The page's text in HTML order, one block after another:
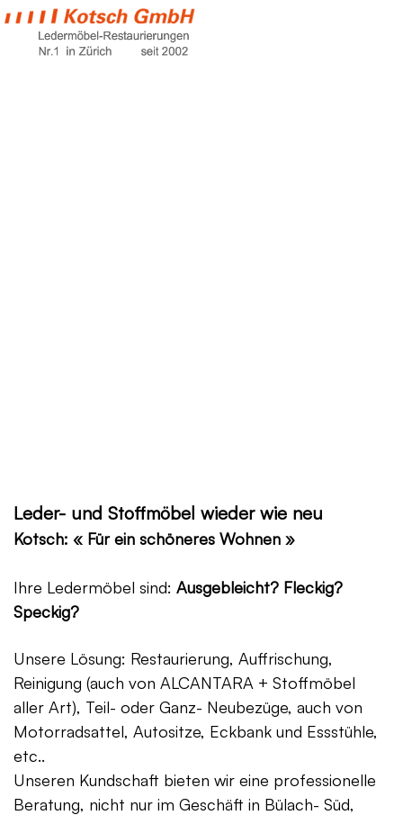
Leder- und Stoffmöbel wieder wie neu
Kotsch: « Für ein schöneres Wohnen »
Ihre Ledermöbel sind: Ausgebleicht? Fleckig?
Speckig?
Unsere Lösung: Restaurierung, Auffrischung,
Reinigung (auch von ALCANTARA + Stoffmöbel
aller Art), Teil- oder Ganz- Neubezüge, auch von
Motorradsattel, Autositze, Eckbank und Essstühle,
etc..
Unseren Kundschaft bieten wir eine professionelle
Beratung, nicht nur im Geschäft in Bülach- Süd,